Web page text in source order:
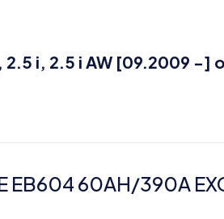
i, 2.5 i AW [09.2009 -]
EB604 60AH/390A